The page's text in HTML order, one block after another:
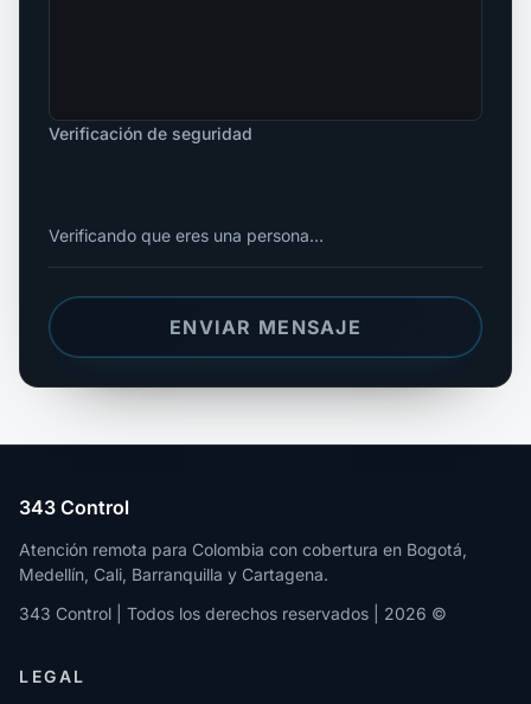
Verificación de seguridad
Verificando que eres una persona…
ENVIAR MENSAJE
343 Control
Atención remota para Colombia con cobertura en Bogotá,
Medellín, Cali, Barranquilla y Cartagena.
343 Control | Todos los derechos reservados | 2026 ©
LEGAL